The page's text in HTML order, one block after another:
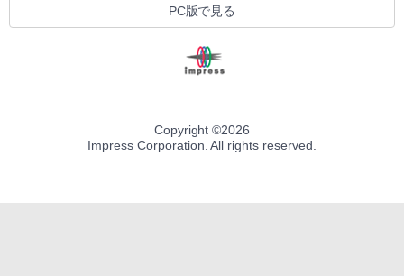
PC版で見る
Copyright ©2026
Impress Corporation. All rights reserved.